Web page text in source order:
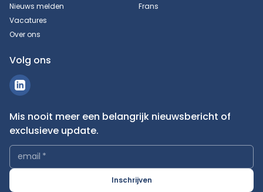
Nieuws melden
Vacatures
Over ons
Frans
Volg ons
Mis nooit meer een belangrijk nieuwsbericht of
exclusieve update.
email *
Inschrijven